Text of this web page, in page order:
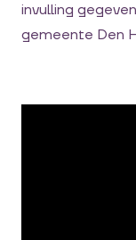
invulling
gemeente Den